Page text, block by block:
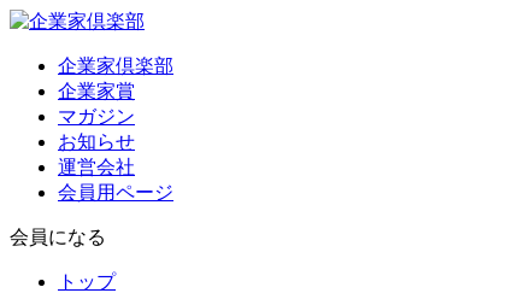
企業家倶楽部
企業家賞
マガジン
お知らせ
運営会社
会員用ページ
会員になる
トップ